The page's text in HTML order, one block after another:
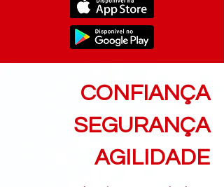
CONFIANÇA
SEGURANÇA
AGILIDADE